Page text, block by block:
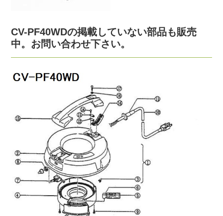
CV-PF40WDの掲載していない部品も販売
中。お問い合わせ下さい。